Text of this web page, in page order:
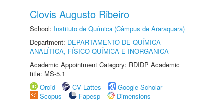
Clovis Augusto Ribeiro
School: Instituto de Química (Câmpus de Araraquara)
Department: DEPARTAMENTO DE QUÍMICA
ANALÍTICA, FÍSICO-QUÍMICA E INORGÂNICA
Academic Appointment Category: RDIDP Academic
title: MS-5.1
Orcid
CV Lattes
Google Scholar
Scopus
Fapesp
Dimensions